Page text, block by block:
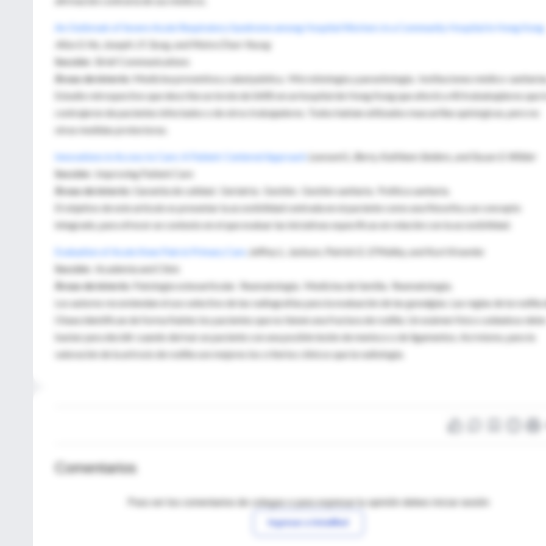
An Outbreak of Severe Acute Respiratory Syndrome among Hospital Workers in a Community Hospital in Hong Kong
Alice S. Ho, Joseph J.Y. Sung, and Moira Chan-Yeung
Sección
: Brief Communications
Áreas de interés : Medicina preventiva y salud pública. Microbiología y parasitología. Instituciones médico-
Estudio retrospectivo que describe un brote de SARS en un hospital de Hong Kong que afectó a 40 trababajdores que
contrajeron de pacientes infectados o de otros trabajadores. Todos habían utilizados mascarillas quirúrgicas, pero no
otras medidas protectoras.
Innovations in Access to Care: A Patient-Centered Approach
Leonard L. Berry, Kathleen Seiders, and Susan S. Wilder
Sección
: Improving Patient Care
Áreas de interés : Garantía de calidad. Geriatría. Gestión. Gestión sanitaria. Política sanitaria.
El objetivo de este artículo es presentar la accesibilidad centrada en el paciente como una filosofía y un concepto
integrado, para ofrecer un contexto en el que evaluar las iniciativas específicas en relación con la accesibilidad.
Evaluation of Acute Knee Pain in Primary Care
Jeffrey L. Jackson, Patrick G. O’Malley, and Kurt Kroenke
Sección
: Academia and Clinic
Áreas de interés : Patología osteoarticular. Reumatología. Medicina de familia. Reumatología.
Los autores recomiendan el uso selectivo de las radiografías para la evaluación de las gonalgias. Las reglas de la rodilla
Otaea identifican de forma fiables los pacientes que no tienen una fractura de rodilla. Un exámen físico cuidadoso debe
bastar para decidir cuando derivar un paciente con una posible lesión de menisco o de ligamentos. Así mismo, para la
valoración de la artrosis de rodilla son mejores los criterios clínicos que la radiología.
Comentarios
Para ver los comentarios de colegas o para expresar tu opinión debes iniciar sesión
Ingresar a IntraMed